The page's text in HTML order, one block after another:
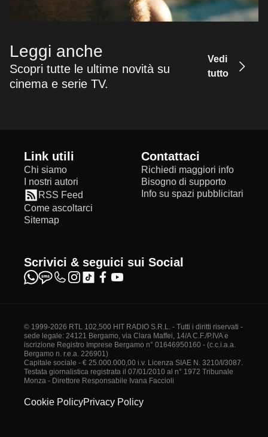
Leggi anche
Scopri tutte le ultime novità su
cinema e serie TV.
Vedi
tutto
Link utili
Chi siamo
I nostri autori
RSS Feed
Come ascoltarci
Sitemap
Contattaci
Richiedi maggiori info
Bisogno di supporto
Info su spazi pubblicitari
Scrivici & seguici sui Social
© 1999-2026 RTL 102,500 HIT RADIO S.R.L. - Tutti i diritti riservati -
sede legale: 24121 Bergamo, via Clara Maffei, 14/A C.F./P.IVA e
iscrizione Registro Imprese Bergamo n° 01646950160 - (c.c.i.a.a.
Bergamo n. r.e.a. 226901)
Capitale sociale - € 25.000.000,00 i.v. Licenza SIAE N. 3210/I/3087.
Testata giornalistica registrata il 07/01/2010 al n° 1972 Tribunale
Monza - Direttore Responsabile Ivana Faccioli
Cookie PolicyPrivacy Policy